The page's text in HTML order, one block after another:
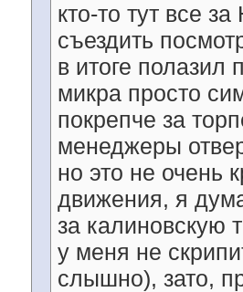
кто-то тут все
съездить
в итоге полазил
микра просто
покрепче за
менеджеры
но это не очень
движения, я
за калиновскую
у меня не
слышно), зато,